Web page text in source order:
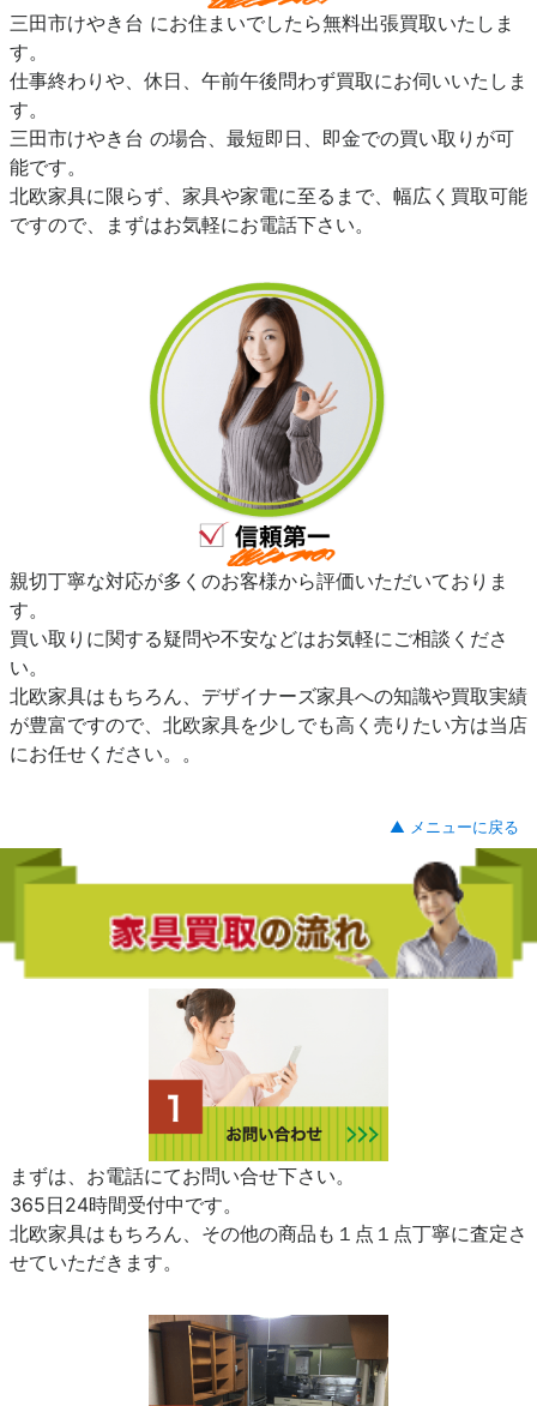
三田市けやき台 にお住まいでしたら無料出張買取いたしま
す。
仕事終わりや、休日、午前午後問わず買取にお伺いいたしま
す。
三田市けやき台 の場合、最短即日、即金での買い取りが可
能です。
北欧家具に限らず、家具や家電に至るまで、幅広く買取可能
ですので、まずはお気軽にお電話下さい。
親切丁寧な対応が多くのお客様から評価いただいておりま
す。
買い取りに関する疑問や不安などはお気軽にご相談くださ
い。
北欧家具はもちろん、デザイナーズ家具への知識や買取実績
が豊富ですので、北欧家具を少しでも高く売りたい方は当店
にお任せください。。
▲ メニューに戻る
まずは、お電話にてお問い合せ下さい。
365日24時間受付中です。
北欧家具はもちろん、その他の商品も１点１点丁寧に査定さ
せていただきます。